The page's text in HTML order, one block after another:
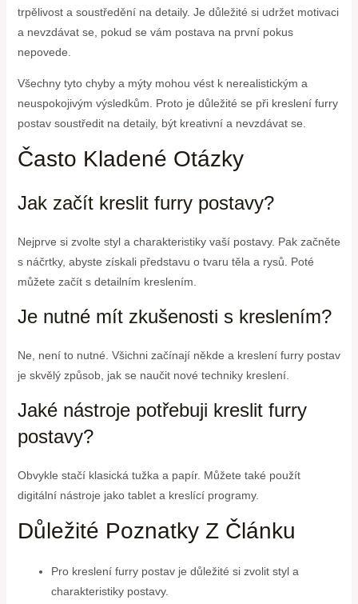
trpělivost a soustředění na detaily. Je důležité si udržet motivaci
a nevzdávat se, pokud se vám postava na první pokus
nepovede.
Všechny tyto chyby a mýty mohou vést k nerealistickým a
neuspokojivým výsledkům. Proto je důležité se při kreslení furry
postav soustředit na detaily, být kreativní a nevzdávat se.
Často Kladené Otázky
Jak začít kreslit furry postavy?
Nejprve si zvolte styl a charakteristiky vaší postavy. Pak začněte
s náčrtky, abyste získali představu o tvaru těla a rysů. Poté
můžete začít s detailním kreslením.
Je nutné mít zkušenosti s kreslením?
Ne, není to nutné. Všichni začínají někde a kreslení furry postav
je skvělý způsob, jak se naučit nové techniky kreslení.
Jaké nástroje potřebuji kreslit furry
postavy?
Obvykle stačí klasická tužka a papír. Můžete také použít
digitální nástroje jako tablet a kreslící programy.
Důležité Poznatky Z Článku
Pro kreslení furry postav je důležité si zvolit styl a
charakteristiky postavy.